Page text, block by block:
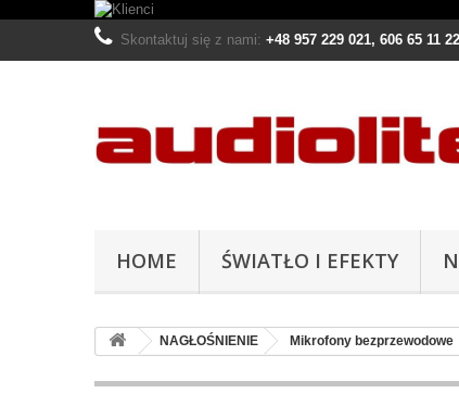
Skontaktuj się z nami: +48 957 229 021, 606 65 11
HOME ŚWIATŁO I EFEKTY
NAGŁOŚNIENIE Mikrofony bezprzewodowe